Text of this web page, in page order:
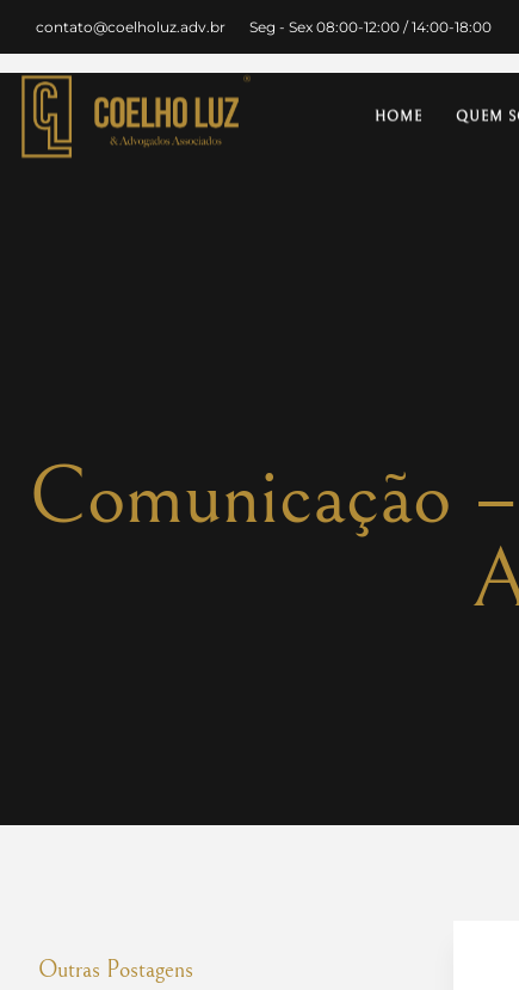
contato@coelholuz.adv.br Seg - Sex 08:00-12:00 / 14:00-18:00
HOME QUEM
Comunicação
Outras Postagens